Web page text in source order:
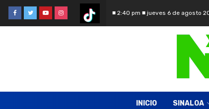
■ 2:40 pm ■ jueves 6 de agosto
INICIO SINALOA